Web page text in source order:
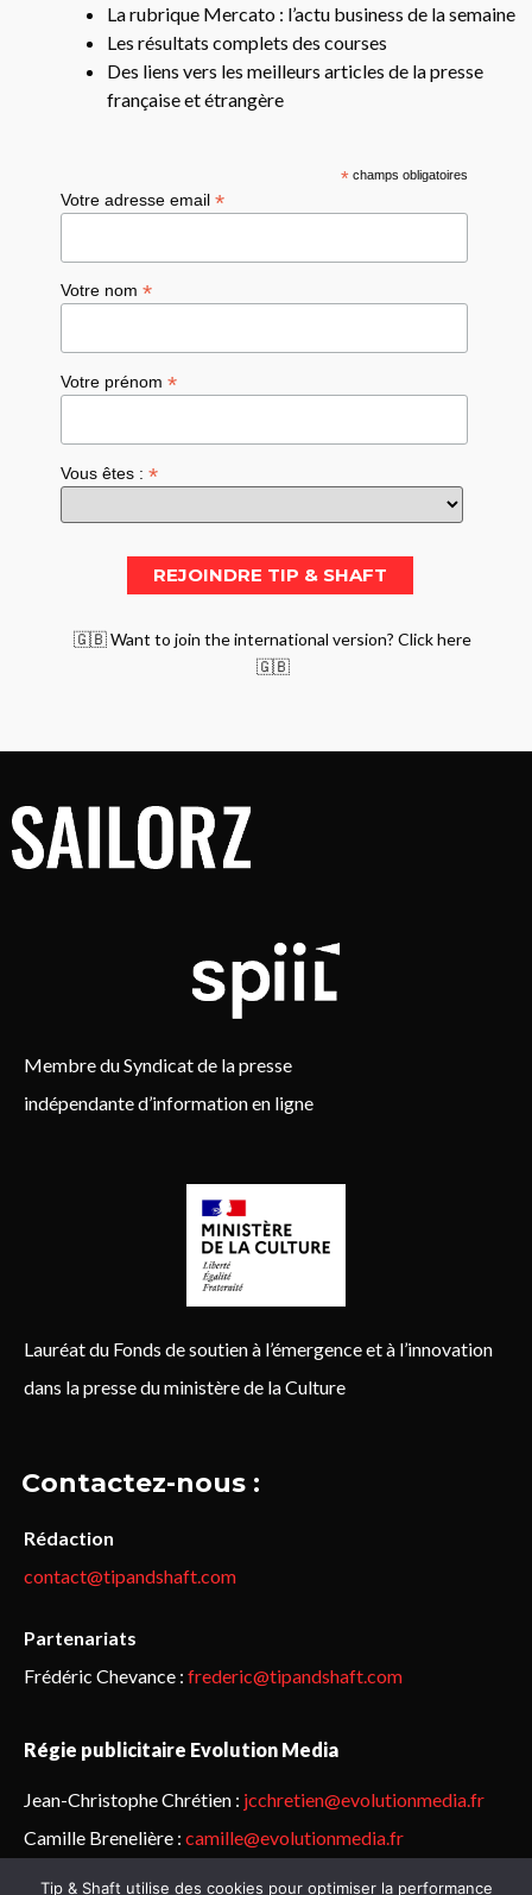
La rubrique Mercato : l’actu business de la semaine
Les résultats complets des courses
Des liens vers les meilleurs articles de la presse
française et étrangère
*champs obligatoires
Votre adresse email*
Votre nom*
Votre prénom*
Vous êtes :*
🇬🇧 Want to join the international version? Click here
🇬🇧
Membre du Syndicat de la presse
indépendante d’information en ligne
Lauréat du Fonds de soutien à l’émergence et à l’innovation
dans la presse du ministère de la Culture
Contactez-nous :
Rédaction
contact@tipandshaft.com
Partenariats
Frédéric Chevance : frederic@tipandshaft.com
Régie publicitaire Evolution Media
Jean-Christophe Chrétien : jcchretien@evolutionmedia.fr
Camille Brenelière : camille@evolutionmedia.fr
Tip & Shaft utilise des cookies pour optimiser la performance